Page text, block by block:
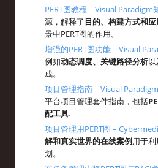
PERT图教程 – Visual Paradigm
源，解释了目的、构建方式和应
景中PERT图的作用。
增强的PERT图功能 – Visual
例如动态调度、关键路径分析
成。
项目管理指南 – Visual
平台项目管理套件指南，包括
配工具.
项目管理用PERT图 –
解和真实世界的在线案例用于
划。